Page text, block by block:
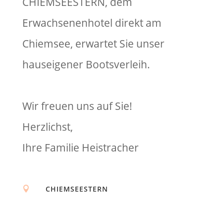
Erwachsenenhotel direkt am
Chiemsee, erwartet Sie unser
hauseigener Bootsverleih.
Wir freuen uns auf Sie!
Herzlichst,
Ihre Familie Heistracher
 CHIEMSEESTERN